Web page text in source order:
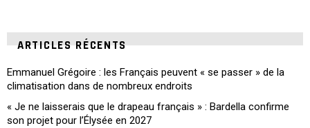
ARTICLES RÉCENTS
Emmanuel Grégoire : les Français peuvent « se passer » de la
climatisation dans de nombreux endroits
« Je ne laisserais que le drapeau français » : Bardella confirme
son projet pour l’Élysée en 2027